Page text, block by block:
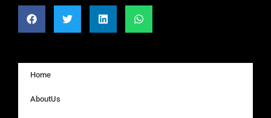
Home
AboutUs